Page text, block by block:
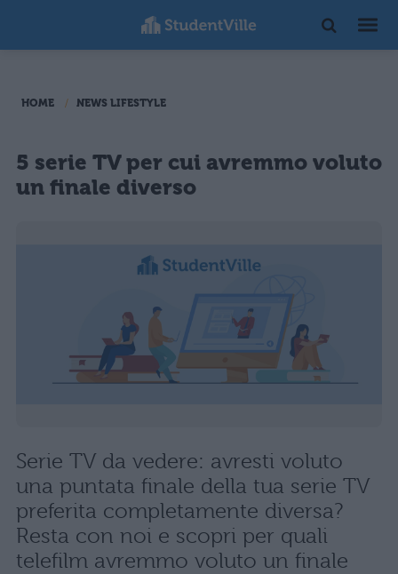
HOME NEWS LIFESTYLE
5 serie TV per cui avremmo voluto
un finale diverso
Serie TV da vedere: avresti voluto
una puntata finale della tua serie TV
preferita completamente diversa?
Resta con noi e scopri per quali
telefilm avremmo voluto un finale